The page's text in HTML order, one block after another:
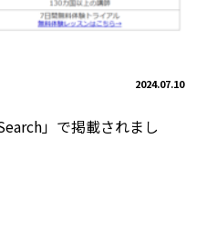
2024.07.10
」で掲載されまし